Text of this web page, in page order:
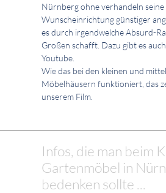
Nürnberg ohne verhandeln seine
Wunscheinrichtung günstiger
es durch irgendwelche Absurd-
Großen schafft. Dazu gibt es
Youtube.
Wie das bei den kleinen und
Möbelhäusern funktioniert, das
unserem Film.
Infos, die man beim
Gartenmöbel in
bedenken sollte ...